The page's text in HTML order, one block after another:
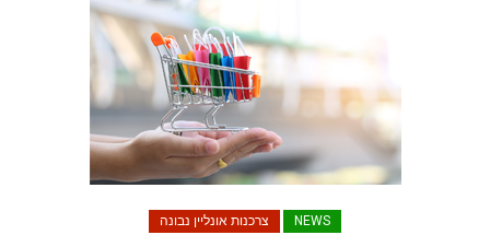
NEWS צרכנות אונליין נבונה